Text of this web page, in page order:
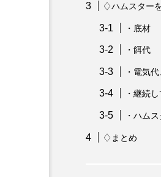
♢ハムスター
・底材
・餌代
・電気
・継続
・ハム
♢まとめ